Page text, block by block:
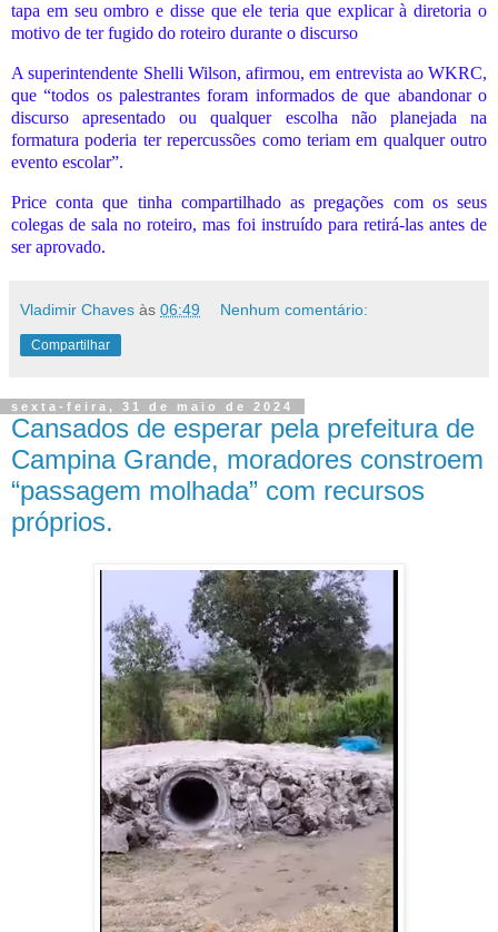
tapa em seu ombro e disse que ele teria que explicar à diretoria o
motivo de ter fugido do roteiro durante o discurso
A superintendente Shelli Wilson, afirmou, em entrevista ao WKRC,
que “todos os palestrantes foram informados de que abandonar o
discurso apresentado ou qualquer escolha não planejada na
formatura poderia ter repercussões como teriam em qualquer outro
evento escolar”.
Price conta que tinha compartilhado as pregações com os seus
colegas de sala no roteiro, mas foi instruído para retirá-las antes de
ser aprovado.
Vladimir Chaves às 06:49 Nenhum comentário:
Compartilhar
sexta-feira, 31 de maio de 2024
Cansados de esperar pela prefeitura de
Campina Grande, moradores constroem
“passagem molhada” com recursos
próprios.